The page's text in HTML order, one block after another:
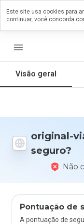
menu
Visão geral
original-
seguro?
Não
Pontuação de
A pontuação de
um
De 1
nota
você
Este site usa cookies para
continuar, você concorda